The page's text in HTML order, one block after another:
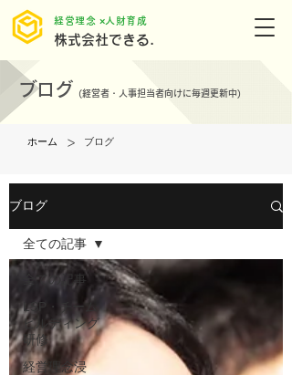
株式会社できる.
​経営理念 ×人財育成
ブログ (経営者・人事担当者向けに毎週更新中)
ホーム > ブログ
ブログ
全ての記事
LSP・チーム
ビルディング
研修
経営理念浸
全ての記事